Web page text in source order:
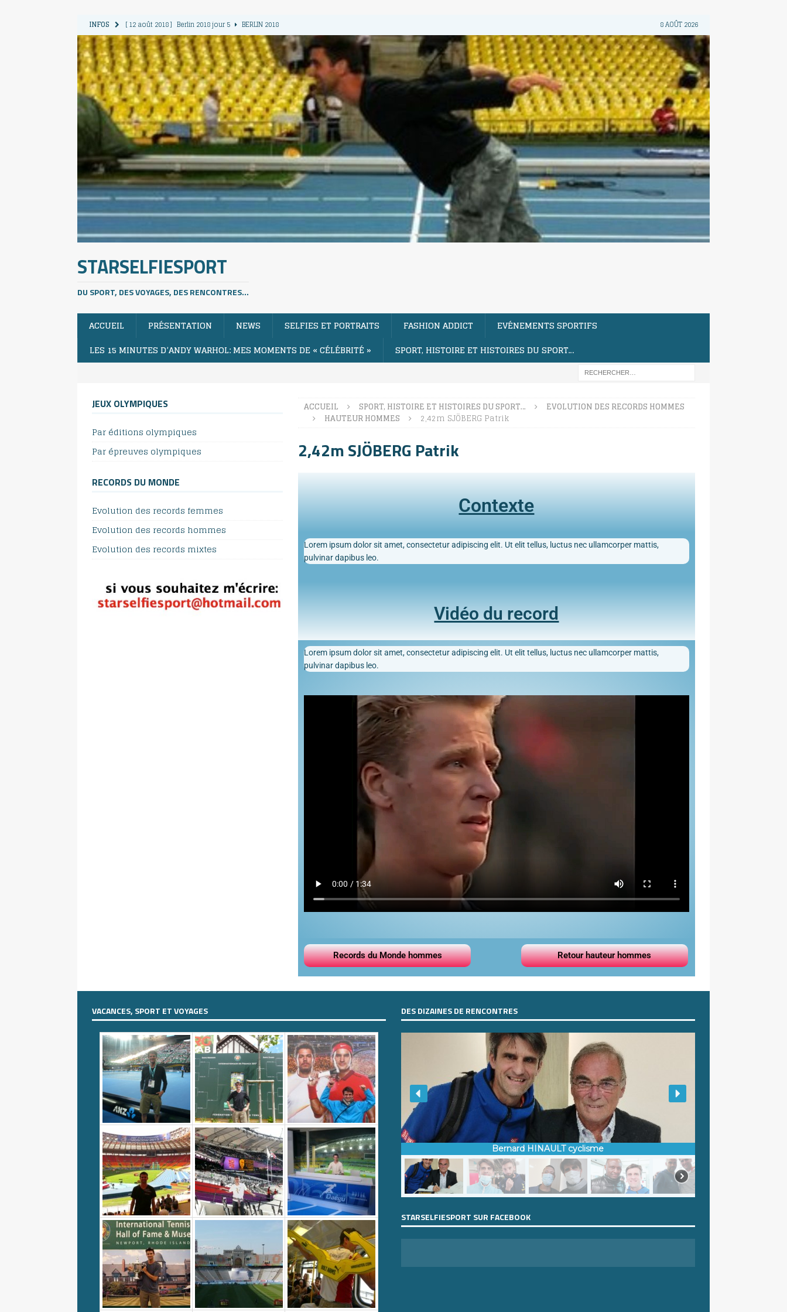
INFOS [ 12 août 2018 ] Berlin 2018 jour 5
BERLIN 2018
[ 11 août 2018 ] Berlin 2018 jour 4
BERLIN 2018
[ 10 août 2018 ] Berlin 2018 Jour 3
BERLIN 2018
[ 9 août 2018 ] Berlin 2018 jour 2
BERLIN 2018
[ 13 août 2018 ] Berlin 2018 jour 6 BERLIN 2018
8 AOÛT 2026
STARSELFIESPORT
DU SPORT, DES VOYAGES, DES RENCONTRES...
ACCUEIL PRÉSENTATION NEWS SELFIES ET PORTRAITS FASHION ADDICT
EVÉNEMENTS SPORTIFS
LES 15 MINUTES D’ANDY WARHOL: MES MOMENTS DE « CÉLÉBRITÉ »
SPORT, HISTOIRE ET HISTOIRES DU SPORT…
ACCUEIL SPORT, HISTOIRE ET HISTOIRES DU SPORT…
EVOLUTION DES RECORDS HOMMES
HAUTEUR HOMMES
2,42m SJÖBERG Patrik
2,42m SJÖBERG Patrik
Contexte
Lorem ipsum dolor sit amet, consectetur adipiscing elit. Ut elit tellus, luctus nec ullamcorper mattis,
pulvinar dapibus leo.
Vidéo du record
Lorem ipsum dolor sit amet, consectetur adipiscing elit. Ut elit tellus, luctus nec ullamcorper mattis,
pulvinar dapibus leo.
Records du Monde hommes Retour hauteur hommes
JEUX OLYMPIQUES
Par éditions olympiques
Par épreuves olympiques
RECORDS DU MONDE
Evolution des records femmes
Evolution des records hommes
Evolution des records mixtes
VACANCES, SPORT ET VOYAGES DES DIZAINES DE RENCONTRES
Bernard HINAULT cyclisme
STARSELFIESPORT SUR FACEBOOK